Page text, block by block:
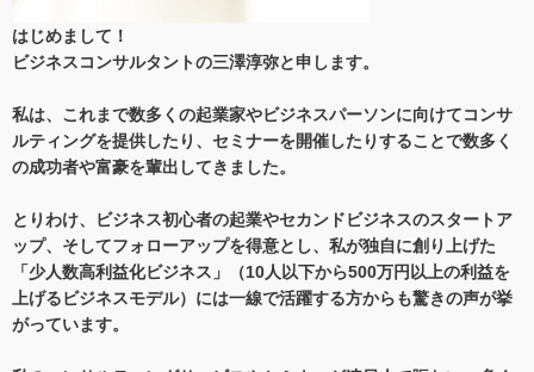
はじめまして！
ビジネスコンサルタントの三澤淳弥と申します。
私は、これまで数多くの起業家やビジネスパーソンに向けてコンサ
ルティングを提供したり、セミナーを開催したりすることで数多く
の成功者や富豪を輩出してきました。
とりわけ、ビジネス初心者の起業やセカンドビジネスのスタートア
ップ、そしてフォローアップを得意とし、私が独自に創り上げた
「少人数高利益化ビジネス」（10人以下から500万円以上の利益を
上げるビジネスモデル）には一線で活躍する方からも驚きの声が挙
がっています。